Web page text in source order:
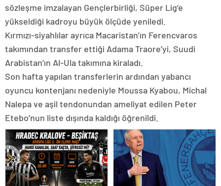
sözleşme imzalayan Gençlerbirliği, Süper Lig’e
yükseldiği kadroyu büyük ölçüde yeniledi.
Kırmızı-siyahlılar ayrıca Macaristan’ın Ferencvaros
takımından transfer ettiği Adama Traore’yi, Suudi
Arabistan’ın Al-Ula takımına kiraladı.
Son hafta yapılan transferlerin ardından yabancı
oyuncu kontenjanı nedeniyle Moussa Kyabou, Michal
Nalepa ve aşil tendonundan ameliyat edilen Peter
Etebo’nun liste dışında kaldığı öğrenildi.